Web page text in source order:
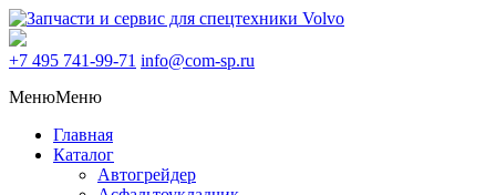
+7 495 741-99-71 info@com-sp.ru
МенюМеню
Главная
Каталог
Автогрейдер